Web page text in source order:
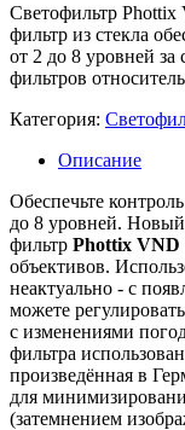
Светофильтр
фильтр из стекла
от 2 до 8 уровней
фильтров
Категория:
Описание
Обеспечьте
до 8 уровней.
фильтр Phottix VND
объективов.
неактуально - с
можете
с изменениями
фильтра
произведённая в
для
(затемнением